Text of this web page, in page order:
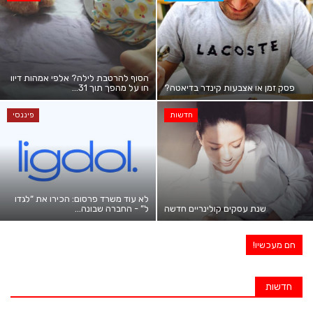
הסוף להרטבת לילה? אלפי אמהות דיוו
חו על מהפך תוך 31...
פסק זמן או אצבעות קינדר בדיאטה?
פיננסי
לא עוד משרד פרסום: הכירו את “לגדו
ל” - החברה שבונה...
חדשות
שנת עסקים קולינריים חדשה
חם מעכשיו!
חדשות